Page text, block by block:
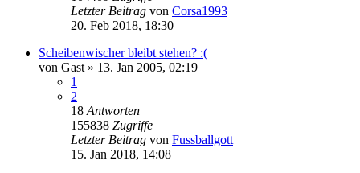
Letzter Beitrag von Corsa1993
20. Feb 2018, 18:30
Scheibenwischer bleibt stehen? :(
von Gast » 13. Jan 2005, 02:19
1
2
18 Antworten
155838 Zugriffe
Letzter Beitrag von Fussballgott
15. Jan 2018, 14:08